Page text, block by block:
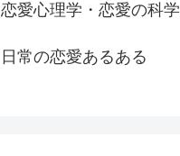
恋愛心理学・恋愛の科学
日常の恋愛あるある